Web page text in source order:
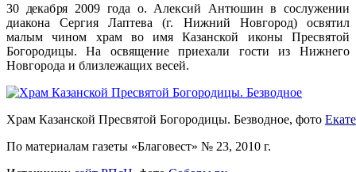
30 декабря 2009 года о. Алексий Антюшин в сослужении
диакона Сергия Лаптева (г. Нижний Нов­город) освятил
малым чином храм во имя Казанской иконы Пресвятой
Богородицы. На освящение приехали гости из Нижнего
Новгорода и близлежащих весей.
Храм Казанской Пресвятой Богородицы. Безводное, фото
По материалам газеты «Благовест» № 23, 2010 г.